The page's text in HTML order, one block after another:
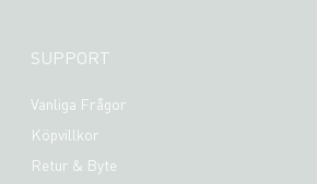
SUPPORT
Vanliga Frågor
Köpvillkor
Retur & Byte